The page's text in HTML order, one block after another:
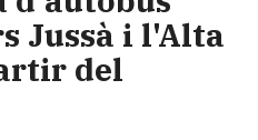
Jussà i l'Alta
del